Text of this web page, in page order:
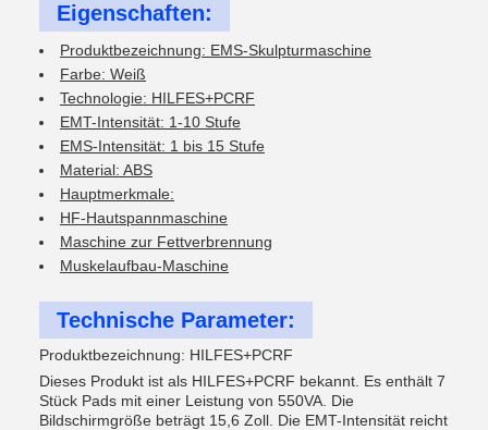
Eigenschaften:
Produktbezeichnung: EMS-Skulpturmaschine
Farbe: Weiß
Technologie: HILFES+PCRF
EMT-Intensität: 1-10 Stufe
EMS-Intensität: 1 bis 15 Stufe
Material: ABS
Hauptmerkmale:
HF-Hautspannmaschine
Maschine zur Fettverbrennung
Muskelaufbau-Maschine
Technische Parameter:
Produktbezeichnung: HILFES+PCRF
Dieses Produkt ist als HILFES+PCRF bekannt. Es enthält 7
Stück Pads mit einer Leistung von 550VA. Die
Bildschirmgröße beträgt 15,6 Zoll. Die EMT-Intensität reicht